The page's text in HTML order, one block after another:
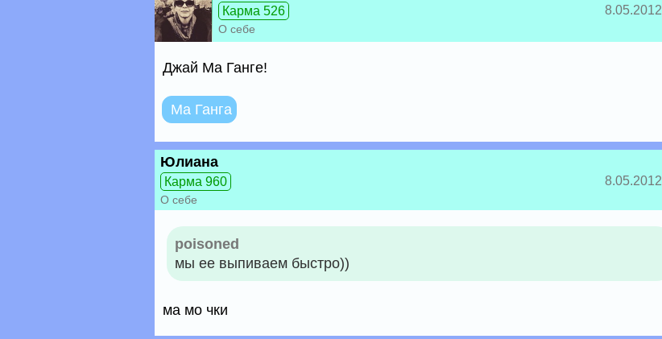
Карма 526
О себе
8.05.2012
Джай Ма Ганге!
Ма Ганга
Юлиана
Карма 960
О себе
8.05.2012
poisoned
мы ее выпиваем быстро))
ма мо чки